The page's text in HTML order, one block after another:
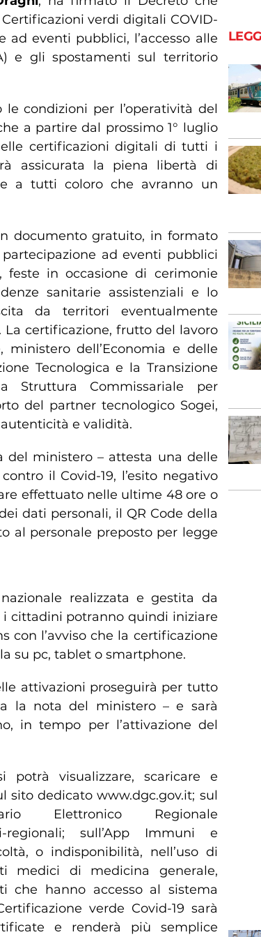
verdi digitali COVID-
ad eventi pubblici, l’accesso alle
e gli spostamenti sul territorio
condizioni per l’operatività del
a partire dal prossimo 1° luglio
certificazioni digitali di tutti i
assicurata la piena libertà di
a tutti coloro che avranno un
documento gratuito, in formato
ad eventi pubblici
feste in occasione di cerimonie
sanitarie assistenziali e lo
da territori eventualmente
La certificazione, frutto del lavoro
dell’Economia e delle
Tecnologica e la Transizione
Struttura Commissariale per
del partner tecnologico Sogei,
e validità.
del ministero – attesta una delle
il Covid-19, l’esito negativo
effettuato nelle ultime 48 ore o
dati personali, il QR Code della
al personale preposto per legge
realizzata e gestita da
i cittadini potranno quindi iniziare
con l’avviso che la certificazione
su pc, tablet o smartphone.
attivazioni proseguirà per tutto
la nota del ministero – e sarà
in tempo per l’attivazione del
potrà visualizzare, scaricare e
sito dedicato www.dgc.gov.it; sul
Elettronico Regionale
regionali; sull’App Immuni e
o indisponibilità, nell’uso di
medici di medicina generale,
che hanno accesso al sistema
verde Covid-19 sarà
e renderà più semplice